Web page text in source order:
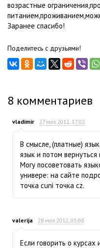
возрастные
Заранее спасибо!
Поделитесь с друзьями!
8 комментариев
vladimir 27 мая 2012, 17:02
В смысле, (платные)
язык и потом вернуться
Могу посоветовать
универе: на сайте
точка cuni точка cz.
valerija 28 мая 2012, 03:08
Если говорить о